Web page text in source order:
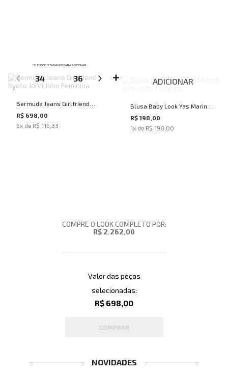
SELECIONE O TAMANHO PARA ADICIONAR
34 36 38 40 42
Bermuda Jeans Girlfriend
Kyoto John John Feminina
R$ 698,00
6x de R$ 116,33
ADICIONAR
Blusa Baby Look Yas Marinho
John John Feminina
R$ 198,00
1x de R$ 198,00
COMPRE O LOOK COMPLETO POR:
R$ 2.262,00
Valor das peças
selecionadas:
R$ 698,00
COMPRAR
NOVIDADES